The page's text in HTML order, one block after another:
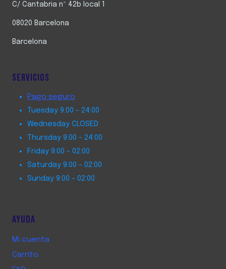
C/ Cantabria nº 42b local 1
08020 Barcelona
Barcelona
SERVICIOS
Pago seguro
Tuesday 9:00 - 24:00
Wednesday CLOSED
Thursday 9:00 - 24:00
Friday 9:00 - 02:00
Saturday 9:00 - 02:00
Sunday 9:00 - 02:00
AYUDA
Mi cuenta
Carrito